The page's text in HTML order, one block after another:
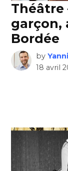
Théâtre
garçon,
Bordée
by
18 avril